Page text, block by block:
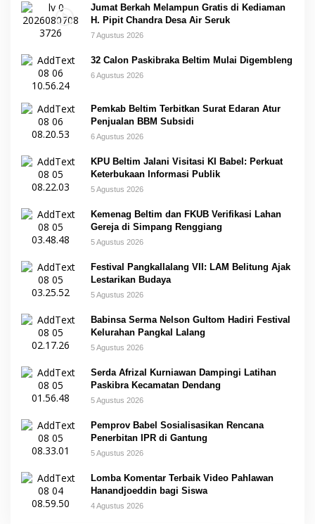
Jumat Berkah Melampun Gratis di Kediaman
H. Pipit Chandra Desa Air Seruk
7 Agustus 2026
32 Calon Paskibraka Beltim Mulai Digembleng
6 Agustus 2026
Pemkab Beltim Terbitkan Surat Edaran Atur
Penjualan BBM Subsidi
6 Agustus 2026
KPU Beltim Jalani Visitasi KI Babel: Perkuat
Keterbukaan Informasi Publik
5 Agustus 2026
Kemenag Beltim dan FKUB Verifikasi Lahan
Gereja di Simpang Renggiang
5 Agustus 2026
Festival Pangkallalang VII: LAM Belitung Ajak
Lestarikan Budaya
5 Agustus 2026
Babinsa Serma Nelson Gultom Hadiri Festival
Kelurahan Pangkal Lalang
5 Agustus 2026
Serda Afrizal Kurniawan Dampingi Latihan
Paskibra Kecamatan Dendang
5 Agustus 2026
Pemprov Babel Sosialisasikan Rencana
Penerbitan IPR di Gantung
5 Agustus 2026
Lomba Komentar Terbaik Video Pahlawan
Hanandjoeddin bagi Siswa
4 Agustus 2026